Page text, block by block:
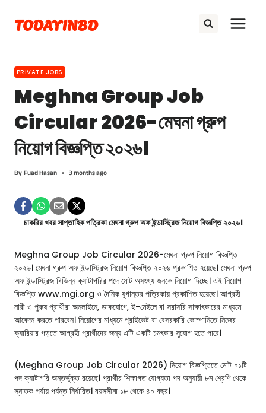
content
TODAYINBD
PRIVATE JOBS
Meghna Group Job
Circular 2026-মেঘনা গ্রুপ
নিয়োগ বিজ্ঞপ্তি ২০২৬।
ByFuad Hasan 3 months ago
চাকরির খবর সাপ্তাহিক পত্রিকা মেঘনা গ্রুপ অফ ইন্ডাস্ট্রিজ নিয়োগ বিজ্ঞপ্তি ২০২৬।
Meghna Group Job Circular 2026-মেঘনা গ্রুপ নিয়োগ বিজ্ঞপ্তি
২০২৬। মেঘনা গ্রুপ অফ ইন্ডাস্ট্রিজ নিয়োগ বিজ্ঞপ্তি ২০২৬ প্রকাশিত হয়েছে। মেঘনা গ্রুপ
অফ ইন্ডাস্ট্রিজ বিভিন্ন ক্যাটাগরির পদে মোট অসংখ্য জনকে নিয়োগ দিচ্ছে। এই নিয়োগ
বিজ্ঞপ্তি www.mgi.org ও দৈনিক যুগান্তর পত্রিকায় প্রকাশিত হয়েছে। আগ্রহী
নারী ও পুরুষ প্রার্থীরা অনলাইনে, ডাকযোগে, ই-মেইলে বা সরাসরি সাক্ষাৎকারের মাধ্যমে
আবেদন করতে পারবেন। নিয়োগের মাধ্যমে প্রাইভেট বা বেসরকারি কোম্পানিতে নিজের
ক্যারিয়ার গড়তে আগ্রহী প্রার্থীদের জন্য এটি একটি চমৎকার সুযোগ হতে পারে।
(Meghna Group Job Circular 2026) নিয়োগ বিজ্ঞপ্তিতে মোট ০১টি
পদ ক্যাটাগরি অন্তর্ভুক্ত রয়েছে। প্রার্থীর শিক্ষাগত যোগ্যতা পদ অনুযায়ী ৮ম শ্রেণি থেকে
স্নাতক পর্যায় পর্যন্ত নির্ধারিত। বয়সসীমা ১৮ থেকে ৪০ বছর।